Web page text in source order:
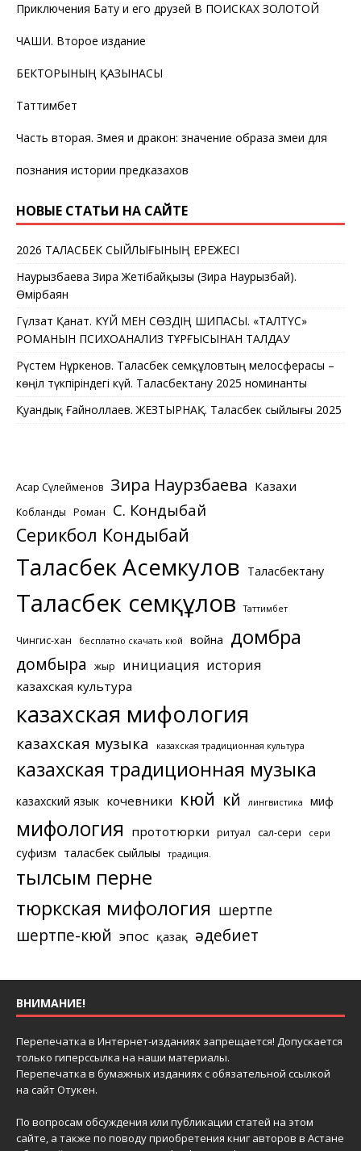
Приключения Бату и его друзей В ПОИСКАХ ЗОЛОТОЙ
ЧАШИ. Второе издание
БЕКТОРЫНЫҢ ҚАЗЫНАСЫ
Таттимбет
Часть вторая. Змея и дракон: значение образа змеи для
познания истории предказахов
НОВЫЕ СТАТЬИ НА САЙТЕ
2026 ТАЛАСБЕК СЫЙЛЫҒЫНЫҢ ЕРЕЖЕСІ
Наурызбаева Зира Жетібайқызы (Зира Наурызбай).
Өмірбаян
Гүлзат Қанат. КҮЙ МЕН СӨЗДІҢ ШИПАСЫ. «ТАЛТҮС»
РОМАНЫН ПСИХОАНАЛИЗ ТҰРҒЫСЫНАН ТАЛДАУ
Рүстем Нұркенов. Таласбек Әсемқұловтың мелосферасы –
көңіл түкпіріндегі күй. Таласбектану 2025 номинанты
Қуандық Ғайноллаев. ЖЕЗТЫРНАҚ. Таласбек сыйлығы 2025
Асқар Сүлейменов Зира Наурзбаева Казахи
Кобланды Роман С. Кондыбай
Серикбол Кондыбай
Таласбек Асемкулов Таласбектану
Таласбек Әсемқұлов Таттимбет
Чингис-хан бесплатно скачать кюй война домбра
домбыра жыр инициация история
казахская культура
казахская мифология
казахская музыка казахская традиционная культура
казахская традиционная музыка
казахский язык кочевники кюй күй лингвистика миф
мифология прототюрки ритуал сал-сери сери
суфизм таласбек сыйлығы традиция.
тылсым перне
тюркская мифология шертпе
шертпе-кюй эпос қазақ әдебиет
ВНИМАНИЕ!
Перепечатка в Интернет-изданиях запрещается! Допускается
только гиперссылка на наши материалы.
Перепечатка в бумажных изданиях с обязательной ссылкой
на сайт Отукен.
По вопросам обсуждения или публикации статей на этом
сайте, а также по поводу приобретения книг авторов в Астане